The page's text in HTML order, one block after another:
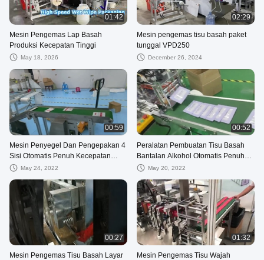
01:42
Mesin Pengemas Lap Basah
Produksi Kecepatan Tinggi
May 18, 2026
02:29
Mesin pengemas tisu basah paket
tunggal VPD250
December 26, 2024
00:59
Mesin Penyegel Dan Pengepakan 4
Sisi Otomatis Penuh Kecepatan
TinggiMay 24, 2022
00:52
Peralatan Pembuatan Tisu Basah
Bantalan Alkohol Otomatis Penuh
SS304May 20, 2022
00:27
Mesin Pengemas Tisu Basah Layar
01:32
Mesin Pengemas Tisu Wajah